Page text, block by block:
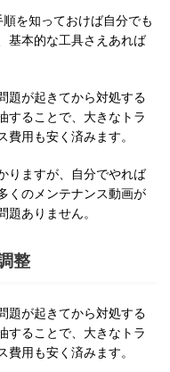
を知っておけば自分でも
基本的な工具さえあれば
題が起きてから対処する
することで、大きなトラ
用も安く済みます。
りますが、自分でやれば
くのメンテナンス動画が
ありません。
整
題が起きてから対処する
することで、大きなトラ
用も安く済みます。